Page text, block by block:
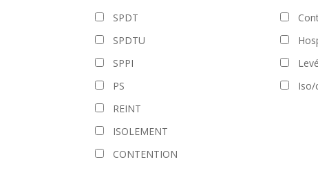
SPDT
SPDTU
SPPI
PS
REINT
ISOLEMENT
CONTENTION
Iso/